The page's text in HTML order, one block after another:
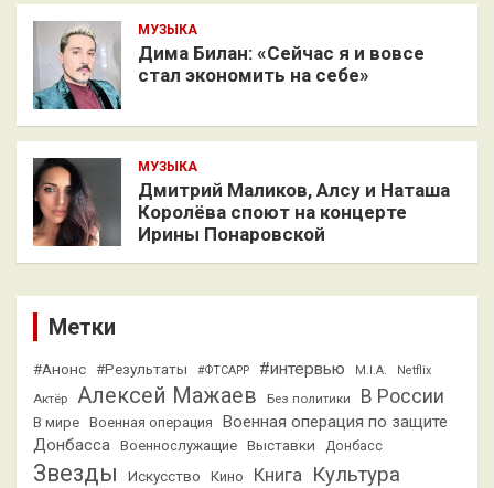
МУЗЫКА
Дима Билан: «Сейчас я и вовсе
стал экономить на себе»
МУЗЫКА
Дмитрий Маликов, Алсу и Наташа
Королёва споют на концерте
Ирины Понаровской
Метки
#Анонс #Результаты #ФТСАРР #интервью M.I.A. Netflix
Актёр Алексей Мажаев Без политики В России
В мире Военная операция
Военная операция по защите
Донбасса Военнослужащие Выставки Донбасс
Звезды Искусство Кино Книга Культура